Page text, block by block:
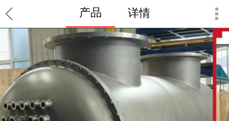
产品 详情